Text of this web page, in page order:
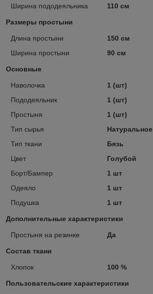
Ширина пододеяльника 110 см
Размеры простыни
Длина простыни
150 см
Ширина простыни
90 см
Основные
Наволочка
1 (шт)
Пододеяльник
1 (шт)
Простыня
1 (шт)
Тип сырья
Натуральное
Тип ткани
Бязь
Цвет
Голубой
Борт/Бампер
1 шт
Одеяло
1 шт
Подушка
1 шт
Дополнительные характеристики
Простыня на резинке Да
Состав ткани
Хлопок 100 %
Пользовательские характеристики